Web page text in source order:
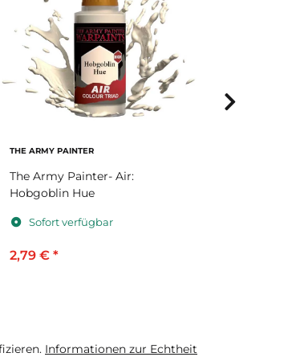
THE ARMY PAINTER
The Army Painter- Air:
Hobgoblin Hue
Sofort verfügbar
2,79 € *
Informationen zur Echtheit